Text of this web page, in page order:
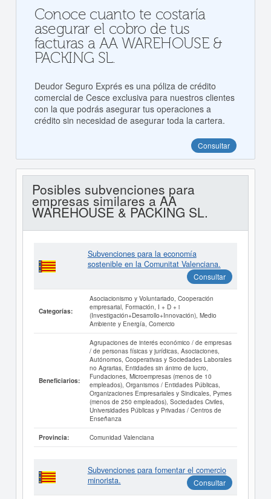
Conoce cuanto te costaría
asegurar el cobro de tus
facturas a AA WAREHOUSE &
PACKING SL.
Deudor Seguro Exprés es una póliza de crédito
comercial de Cesce exclusiva para nuestros clientes
con la que podrás asegurar tus operaciones a
crédito sin necesidad de asegurar toda la cartera.
Consultar
Posibles subvenciones para
empresas similares a AA
WAREHOUSE & PACKING SL.
Subvenciones para la economía
sostenible en la Comunitat Valenciana.
Consultar
Categorías:
Asociacionismo y Voluntariado, Cooperación
empresarial, Formación, I + D + i
(Investigación+Desarrollo+Innovación), Medio
Ambiente y Energía, Comercio
Beneficiarios:
Agrupaciones de interés económico / de empresas
/ de personas físicas y jurídicas, Asociaciones,
Autónomos, Cooperativas y Sociedades Laborales
no Agrarias, Entidades sin ánimo de lucro,
Fundaciones, Microempresas (menos de 10
empleados), Organismos / Entidades Públicas,
Organizaciones Empresariales y Sindicales, Pymes
(menos de 250 empleados), Sociedades Civiles,
Universidades Públicas y Privadas / Centros de
Enseñanza
Provincia: Comunidad Valenciana
Subvenciones para fomentar el comercio
minorista.
Consultar